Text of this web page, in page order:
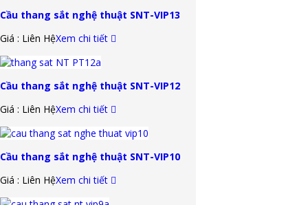
Cầu thang sắt nghệ thuật SNT-VIP13
Giá : Liên HệXem chi tiết
Cầu thang sắt nghệ thuật SNT-VIP12
Giá : Liên HệXem chi tiết
Cầu thang sắt nghệ thuật SNT-VIP10
Giá : Liên HệXem chi tiết